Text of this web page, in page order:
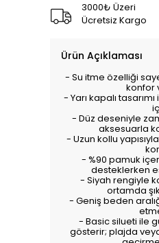
3000₺ Üzeri
Ücretsiz Kargo
Ürün Açıklaması
- Su itme özelliği
konfor
- Yarı kapalı
- Düz deseniyle
aksesuarla
- Uzun kollu
- %90 pamuk
desteklerken
- Siyah rengiyle
ortamda
- Geniş beden
- Basic silueti ile
gösterir; plajda